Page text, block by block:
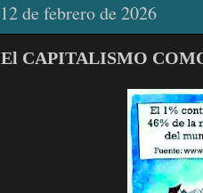
12 de febrero de 2026
El CAPITALISMO